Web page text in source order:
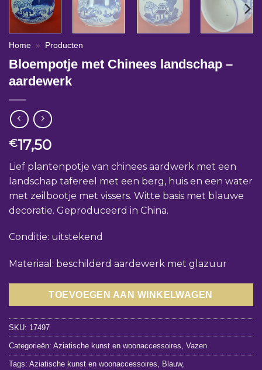
Home » Producten
Bloempotje met Chinees landschap –
aardewerk
€17,50
Lief plantenpotje van chinees aardwerk met een
landschap tafereel met een berg, huis en een water
met zeilbootje met vissers. Witte basis met blauwe
decoratie. Geproduceerd in China.
Conditie: uitstekend
Materiaal: beschilderd aardewerk met glazuur
TOEVOEGEN AAN WINKELWAGEN
SKU: 17497
Categorieën: Aziatische kunst en woonaccessoires Vazen
Tags: Aziatische kunst en woonaccessoires Blauw,